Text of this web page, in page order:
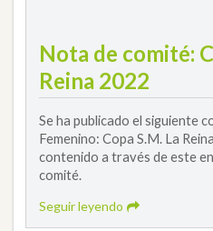
Nota de comité:
Reina 2022
Se ha publicado el siguiente
Femenino: Copa S.M. La
contenido a través de este
comité.
Seguir leyendo